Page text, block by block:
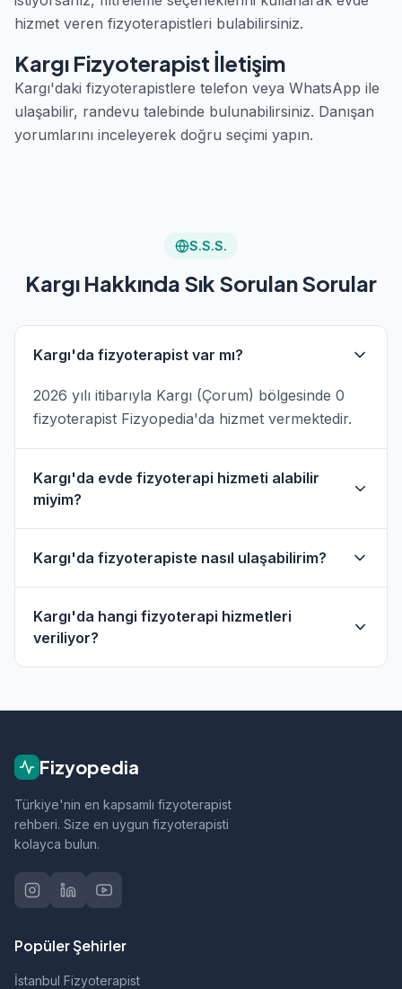
hizmet veren fizyoterapistleri bulabilirsiniz.
Kargı Fizyoterapist İletişim
Kargı'daki fizyoterapistlere telefon veya WhatsApp ile
ulaşabilir, randevu talebinde bulunabilirsiniz. Danışan
yorumlarını inceleyerek doğru seçimi yapın.
S.S.S.
Kargı Hakkında Sık Sorulan Sorular
Kargı'da fizyoterapist var mı?
2026 yılı itibarıyla Kargı (Çorum) bölgesinde 0
fizyoterapist Fizyopedia'da hizmet vermektedir.
Kargı'da evde fizyoterapi hizmeti alabilir
miyim?
hizmeti sunan fizyoterapistler bulunmaktadır.
Evde hizmet filtresini kullanarak bu
fizyoterapistleri bulabilirsiniz.
Kargı'da fizyoterapiste nasıl ulaşabilirim?
telefon veya WhatsApp ile doğrudan iletişime
geçebilirsiniz.
Kargı'da hangi fizyoterapi hizmetleri
veriliyor?
Fizyopedia
Türkiye'nin en kapsamlı fizyoterapist
rehberi. Size en uygun fizyoterapisti
kolayca bulun.
Popüler Şehirler
İstanbul Fizyoterapist